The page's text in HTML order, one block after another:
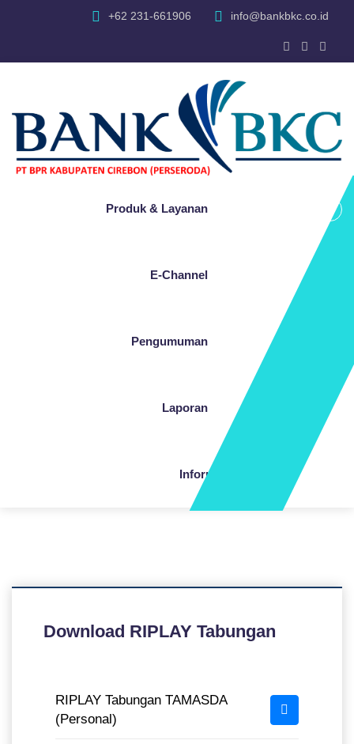
+62 231-661906 info@bankbkc.co.id
Produk & Layanan
E-Channel
Pengumuman
Laporan
Informasi
Download RIPLAY Tabungan
RIPLAY Tabungan TAMASDA
(Personal)